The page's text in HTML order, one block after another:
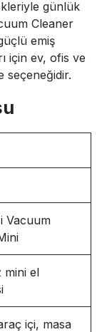
günlük
Cleaner
emiş
için ev, ofis ve
seçeneğidir.
Vacuum
mini el
içi, masa